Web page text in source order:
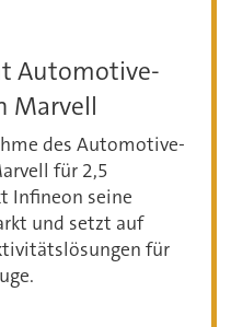
Automotive-
Marvell
des Automotive-
für 2,5
Infineon seine
und setzt auf
für